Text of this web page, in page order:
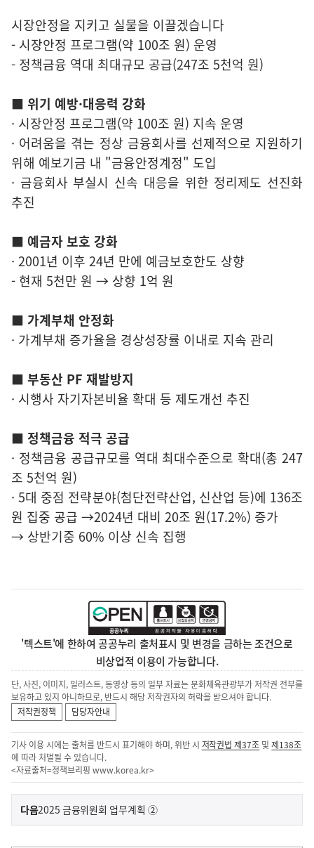
시장안정을 지키고 실물을 이끌겠습니다
- 시장안정 프로그램(약 100조 원) 운영
- 정책금융 역대 최대규모 공급(247조 5천억 원)
■ 위기 예방·대응력 강화
· 시장안정 프로그램(약 100조 원) 지속 운영
· 어려움을 겪는 정상 금융회사를 선제적으로 지원하기
위해 예보기금 내 "금융안정계정" 도입
· 금융회사 부실시 신속 대응을 위한 정리제도 선진화
추진
■ 예금자 보호 강화
· 2001년 이후 24년 만에 예금보호한도 상향
- 현재 5천만 원 → 상향 1억 원
■ 가계부채 안정화
· 가계부채 증가율을 경상성장률 이내로 지속 관리
■ 부동산 PF 재발방지
· 시행사 자기자본비율 확대 등 제도개선 추진
■ 정책금융 적극 공급
· 정책금융 공급규모를 역대 최대수준으로 확대(총 247
조 5천억 원)
· 5대 중점 전략분야(첨단전략산업, 신산업 등)에 136조
원 집중 공급 →2024년 대비 20조 원(17.2%) 증가
→ 상반기중 60% 이상 신속 집행
'텍스트'에 한하여 공공누리 출처표시 및 변경을 금하는 조건으로
비상업적 이용이 가능합니다.
단, 사진, 이미지, 일러스트, 동영상 등의 일부 자료는 문화체육관광부가 저작권 전부를
보유하고 있지 아니하므로, 반드시 해당 저작권자의 허락을 받으셔야 합니다.
저작권정책
담당자안내
기사 이용 시에는 출처를 반드시 표기해야 하며, 위반 시 저작권법 제37조 및제138조
에 따라 처벌될 수 있습니다.
<자료출처=정책브리핑 www.korea.kr>
이
전
다음기
2025 금융위원회 업무계획 ②